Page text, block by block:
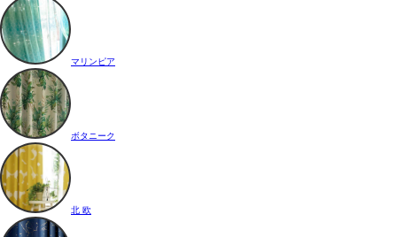
マリンピア
ボタニーク
北 欧